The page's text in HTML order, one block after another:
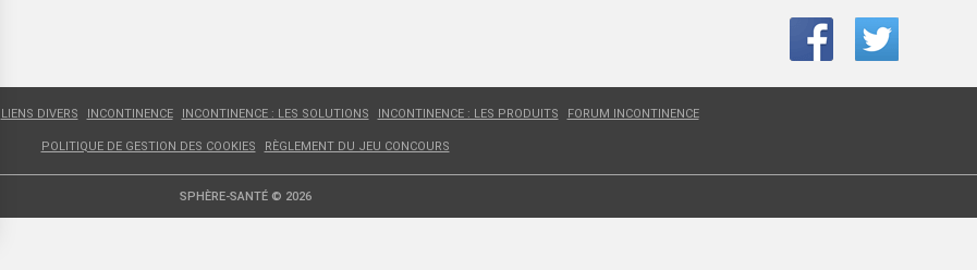
LIENS DIVERS INCONTINENCE INCONTINENCE : LES SOLUTIONS INCONTINENCE : LES PRODUITS FORUM INCONTINENCE
POLITIQUE DE GESTION DES COOKIES RÈGLEMENT DU JEU CONCOURS
SPHÈRE-SANTÉ © 2026